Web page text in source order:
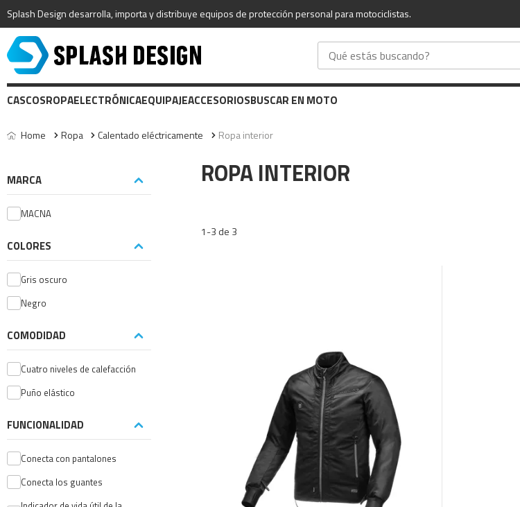
Splash Design desarrolla, importa y distribuye equipos de protección personal para motociclistas.
CASCOSROPAELECTRÓNICAEQUIPAJEACCESORIOSBUSCAR EN MOTO
Home Ropa Calentado eléctricamente Ropa interior
MARCA
MACNA
COLORES
Gris oscuro
Negro
COMODIDAD
Cuatro niveles de calefacción
Puño elástico
FUNCIONALIDAD
Conecta con pantalones
Conecta los guantes
ROPA INTERIOR
1-3 de 3